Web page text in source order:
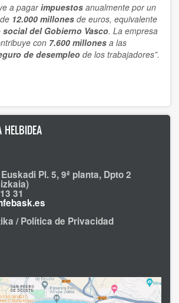
a pagarimpuestos anualmente por un
12.000 millones de euros, equivalente
social del Gobierno Vasco. La empresa
con 7.600 millones a las
de desempleo de los trabajadores”.
Pl. 5, 9ª planta, Dpto 2
31
/ Política de Privacidad